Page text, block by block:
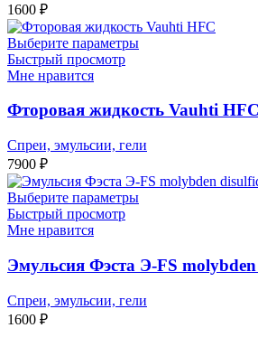
1600 ₽
Выберите параметры
Быстрый просмотр
Мне нравится
Фторовая жидкость Vauhti HFC
Спреи, эмульсии, гели
7900 ₽
Выберите параметры
Быстрый просмотр
Мне нравится
Эмульсия Фэста Э-FS
Спреи, эмульсии, гели
1600 ₽